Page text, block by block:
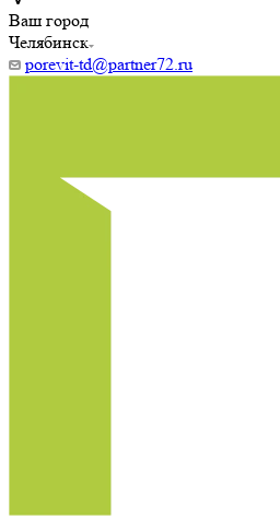
Ваш город
Челябинск
porevit-td@partner72.ru